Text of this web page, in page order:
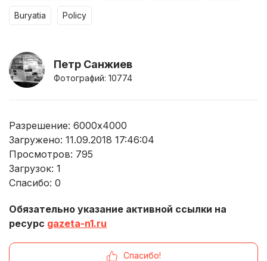
buryatia policy
Петр Санжиев
Фотографий: 10774
Разрешение: 6000x4000
Загружено: 11.09.2018 17:46:04
Просмотров: 795
Загрузок: 1
Спасибо: 0
Обязательно указание активной ссылки на
ресурс gazeta-n1.ru
Спасибо!